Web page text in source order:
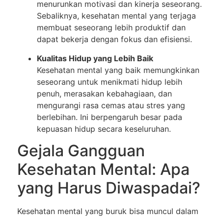
menurunkan motivasi dan kinerja seseorang.
Sebaliknya, kesehatan mental yang terjaga
membuat seseorang lebih produktif dan
dapat bekerja dengan fokus dan efisiensi.
Kualitas Hidup yang Lebih Baik
Kesehatan mental yang baik memungkinkan
seseorang untuk menikmati hidup lebih
penuh, merasakan kebahagiaan, dan
mengurangi rasa cemas atau stres yang
berlebihan. Ini berpengaruh besar pada
kepuasan hidup secara keseluruhan.
Gejala Gangguan
Kesehatan Mental: Apa
yang Harus Diwaspadai?
Kesehatan mental yang buruk bisa muncul dalam